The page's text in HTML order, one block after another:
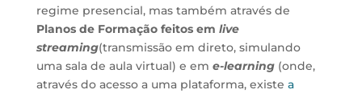
regime presencial, mas também através de
Planos de Formação feitos em live
streaming(transmissão em direto, simulando
uma sala de aula virtual) e em e-learning(onde,
através do acesso a uma plataforma, existe a